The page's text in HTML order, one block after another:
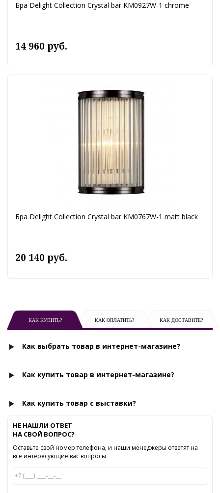
Бра Delight Collection Crystal bar KM0927W-1 chrome
14 960 руб.
Бра Delight Collection Crystal bar KM0767W-1 matt black
20 140 руб.
КАК КУПИТЬ? КАК ОПЛАТИТЬ? КАК ДОСТАВИТЕ?
Как выбрать товар в интернет-магазине?
Как купить товар в интернет-магазине?
Как купить товар с выставки?
НЕ НАШЛИ ОТВЕТ
НА СВОЙ ВОПРОС?
Оставьте свой номер телефона, и наши менеджеры ответят на
все интересующие вас вопросы